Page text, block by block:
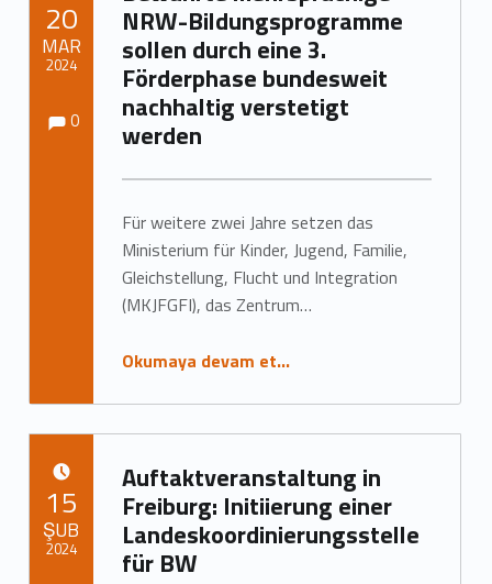
NRW-Bildungsprogramme
sollen durch eine 3.
Förderphase bundesweit
nachhaltig verstetigt
werden
Für weitere zwei Jahre setzen das
Ministerium für Kinder, Jugend, Familie,
Gleichstellung, Flucht und Integration
(MKJFGFI), das Zentrum…
Okumaya devam et…
20
MAR
2024
Tarafından yazıldı:Yorumlar:
0
Auftaktveranstaltung in
Freiburg: Initiierung einer
Landeskoordinierungsstelle
für BW
YAYIN TARIHI:
15
ŞUB
2024